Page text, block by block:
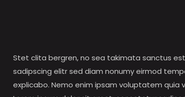
Stet clita bergren, no sea takimata sanctus
sadipscing elitr sed diam nonumy eirmod
explicabo. Nemo enim ipsam voluptatem